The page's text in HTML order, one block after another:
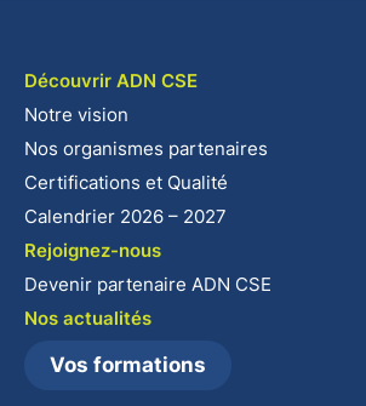
Découvrir ADN CSE
Notre vision
Nos organismes partenaires
Certifications et Qualité
Calendrier 2026 – 2027
Rejoignez-nous
Devenir partenaire ADN CSE
Nos actualités
Vos formations